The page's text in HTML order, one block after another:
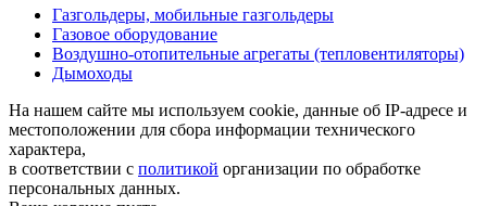
Газгольдеры, мобильные газгольдеры
Газовое оборудование
Воздушно-отопительные агрегаты (тепловентиляторы)
Дымоходы
На нашем сайте мы используем cookie, данные об IP-адресе и
местоположении для сбора информации технического
характера,
в соответствии с политикой организации по обработке
персональных данных.